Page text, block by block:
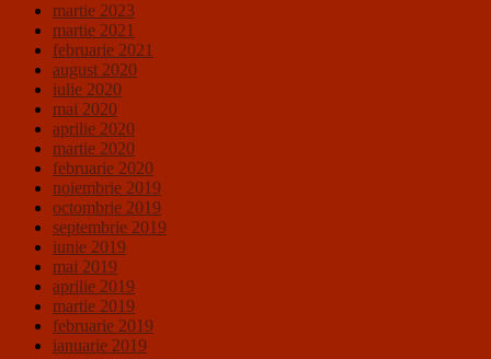
martie 2023
martie 2021
februarie 2021
august 2020
iulie 2020
mai 2020
aprilie 2020
martie 2020
februarie 2020
noiembrie 2019
octombrie 2019
septembrie 2019
iunie 2019
mai 2019
aprilie 2019
martie 2019
februarie 2019
ianuarie 2019